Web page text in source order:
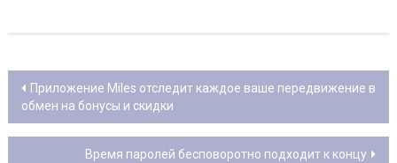
Post navigation
Приложение Miles отследит каждое ваше передвижение в
обмен на бонусы и скидки
Время паролей бесповоротно подходит к концу